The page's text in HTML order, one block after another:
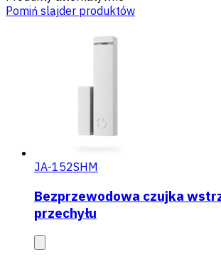
Pomiń slajder produktów
JA-152SHM
Bezprzewodowa czujka
przechyłu